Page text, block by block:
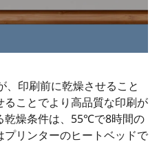
、印刷前に乾燥させること
ことでより高品質な印刷が
乾燥条件は、55℃で8時間の
リンターのヒートベッドで